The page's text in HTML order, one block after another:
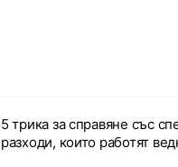
5 трика за справяне със
разходи, които работят